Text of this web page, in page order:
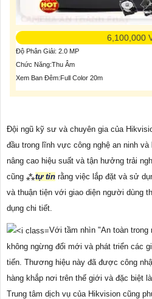
6,100,000
Độ Phân Giải: 2.0 MP
Chức Năng:Thu Âm
Xem Ban Đêm:Full Color 20m
Đội ngũ kỹ sư và chuyên gia của
đầu trong lĩnh vực công nghệ an ninh
nâng cao hiệu suất và tận hưởng trải
cũng ⁂tự tin rằng việc lắp đặt và sử
và thuận tiện với giao diện người dùng
dụng chi tiết.
Với tầm nhìn "An toàn trong
không ngừng đổi mới và phát triển các
tiến. Thương hiệu này đã được công
hàng khắp nơi trên thế giới và đặc biệt
Trung tâm dịch vụ của Hikvision cũng